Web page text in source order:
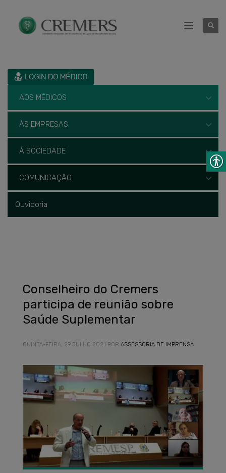
AOS MÉDICOS
ÀS EMPRESAS
À SOCIEDADE
COMUNICAÇÃO
Ouvidoria
Conselheiro do Cremers
participa de reunião sobre
Saúde Suplementar
QUINTA-FEIRA, 29 JULHO 2021 POR ASSESSORIA DE IMPRENSA